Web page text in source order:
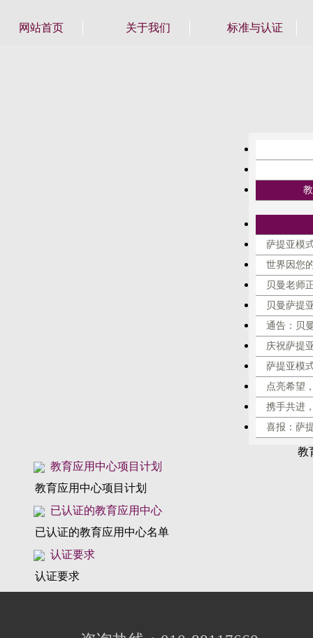
网站首页 关于我们 标准与认证
萨提亚模
世界因您
贝曼老师
贝曼萨提
通告：贝
庆祝萨提
萨提亚模
点亮希望
携手共进
喜报：萨
教
教育应用中心项目计划
教育应用中心项目计划
已认证的教育应用中心
已认证的教育应用中心名单
认证要求
认证要求